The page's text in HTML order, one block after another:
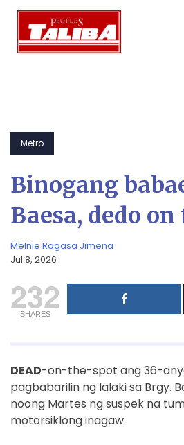
Skip
content
Metro
Binogang
Baesa, dedo
Melnie Ragasa Jimena
Jul 8, 2026
232
SHARES
DEAD-on-the-spot ang 36-
pagbabarilin ng lalaki sa Brgy.
noong Martes ng suspek na
motorsiklong inagaw.